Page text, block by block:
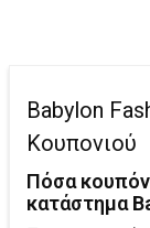
Babylon
Κουπονιού
Πόσα
κατάστημα